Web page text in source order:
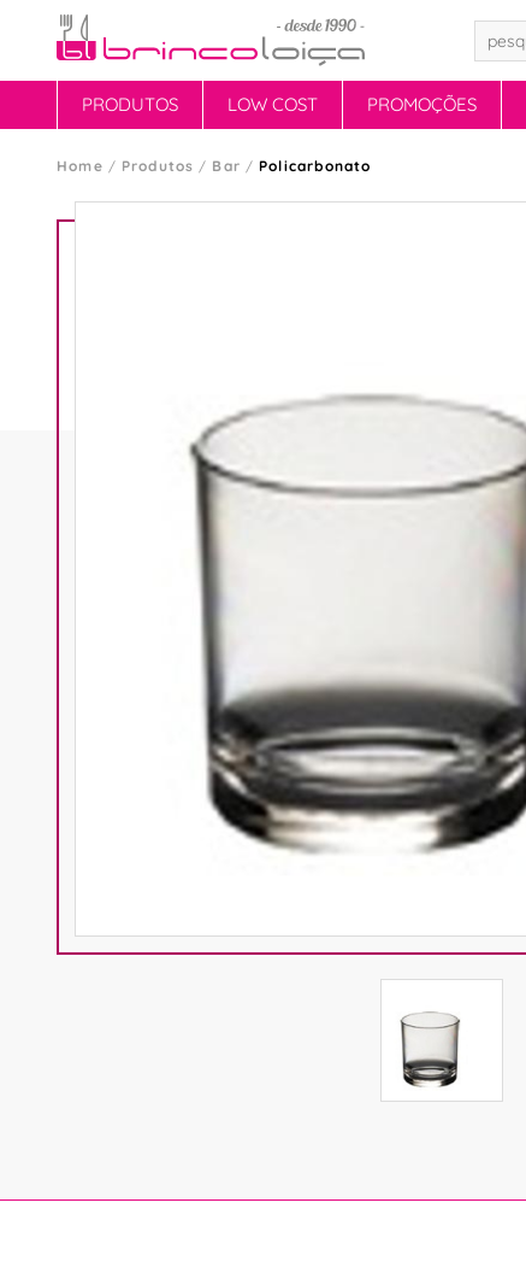
PRODUTOS LOW COST PROMOÇÕES
Home Produtos Bar Policarbonato